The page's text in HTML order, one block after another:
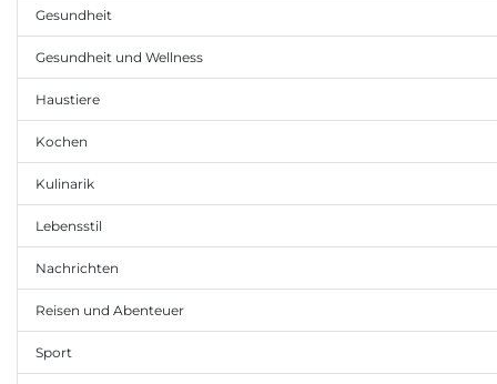
Gesundheit
Gesundheit und Wellness
Haustiere
Kochen
Kulinarik
Lebensstil
Nachrichten
Reisen und Abenteuer
Sport